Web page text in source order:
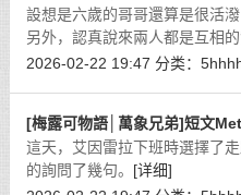
設想是六歲的哥哥還算是很活
另外，認真說來兩人都是互相的
2026-02-22 19:47 分类：
[梅露可物語│萬象兄弟]短文
這天，艾因雷拉下班時選擇了
的詢問了幾句。 [详细]